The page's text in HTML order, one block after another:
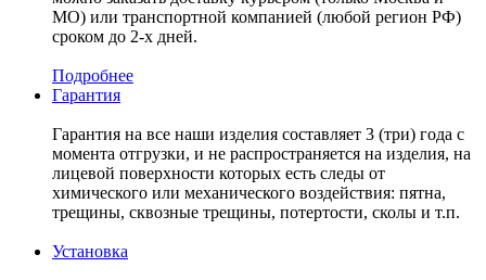
МО) или транспортной компанией (любой регион РФ)
сроком до 2-х дней.
Подробнее
Гарантия
Гарантия на все наши изделия составляет 3 (три) года с
момента отгрузки, и не распространяется на изделия, на
лицевой поверхности которых есть следы от
химического или механического воздействия: пятна,
трещины, сквозные трещины, потертости, сколы и т.п.
Установка